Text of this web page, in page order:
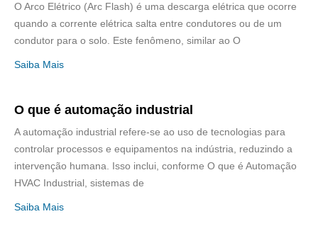
O Arco Elétrico (Arc Flash) é uma descarga elétrica que ocorre
quando a corrente elétrica salta entre condutores ou de um
condutor para o solo. Este fenômeno, similar ao O
Saiba Mais
O que é automação industrial
A automação industrial refere-se ao uso de tecnologias para
controlar processos e equipamentos na indústria, reduzindo a
intervenção humana. Isso inclui, conforme O que é Automação
HVAC Industrial, sistemas de
Saiba Mais